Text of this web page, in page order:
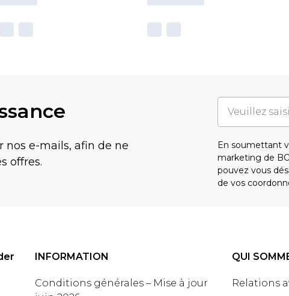
nos e-mails, afin de ne
offres.
En soumettant
marketing de
pouvez vous
de vos
INFORMATION
Conditions générales – Mise à jour
QUI
Relations